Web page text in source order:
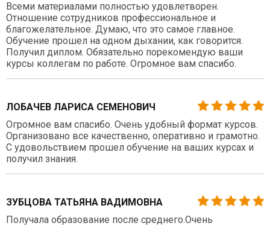
Всеми материалами полностью удовлетворен.
Отношение сотрудников профессиональное и
благожелательное. Думаю, что это самое главное.
Обучение прошел на одном дыхании, как говорится.
Получил диплом. Обязательно порекомендую ваши
курсы коллегам по работе. Огромное вам спасибо.
ЛОБАЧЕВ ЛАРИСА СЕМЕНОВИЧ
Огромное вам спасибо. Очень удобный формат курсов.
Организовано все качественно, оперативно и грамотно.
С удовольствием прошел обучение на ваших курсах и
получил знания.
ЗУБЦОВА ТАТЬЯНА ВАДИМОВНА
Получала образование после среднего.Очень